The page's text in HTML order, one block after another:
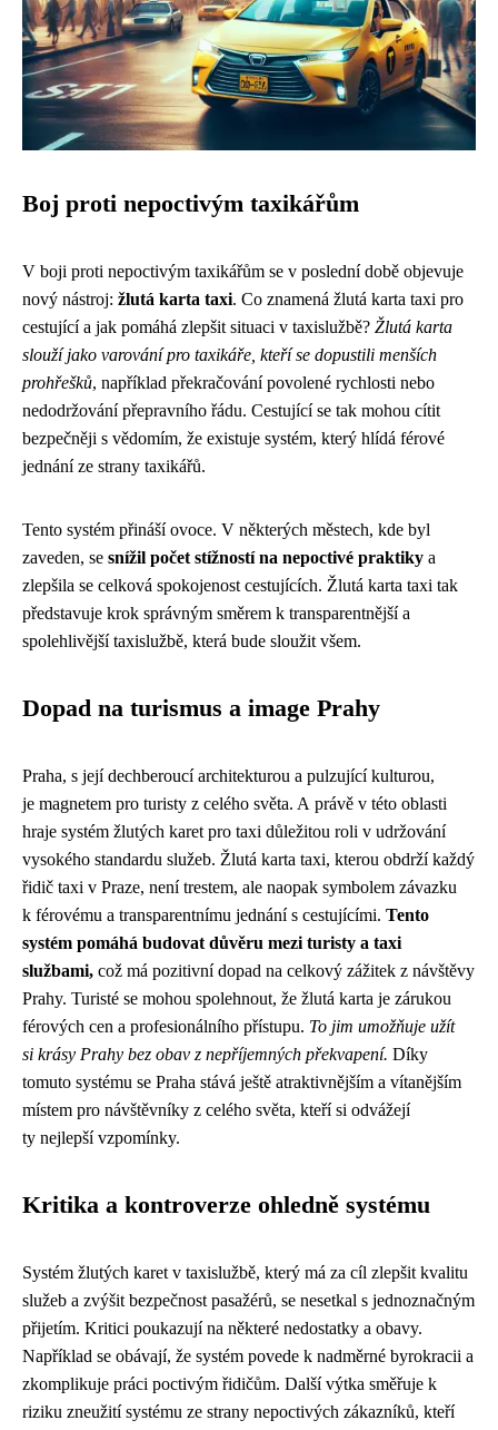
Boj proti nepoctivým taxikářům
V boji proti nepoctivým taxikářům se v poslední době objevuje
nový nástroj: žlutá karta taxi. Co znamená žlutá karta taxi pro
cestující a jak pomáhá zlepšit situaci v taxislužbě? Žlutá karta
slouží jako varování pro taxikáře, kteří se dopustili menších
prohřešků, například překračování povolené rychlosti nebo
nedodržování přepravního řádu. Cestující se tak mohou cítit
bezpečněji s vědomím, že existuje systém, který hlídá férové
jednání ze strany taxikářů.
Tento systém přináší ovoce. V některých městech, kde byl
zaveden, se snížil počet stížností na nepoctivé praktiky a
zlepšila se celková spokojenost cestujících. Žlutá karta taxi tak
představuje krok správným směrem k transparentnější a
spolehlivější taxislužbě, která bude sloužit všem.
Dopad na turismus a image Prahy
Praha, s její dechberoucí architekturou a pulzující kulturou,
je magnetem pro turisty z celého světa. A právě v této oblasti
hraje systém žlutých karet pro taxi důležitou roli v udržování
vysokého standardu služeb. Žlutá karta taxi, kterou obdrží každý
řidič taxi v Praze, není trestem, ale naopak symbolem závazku
k férovému a transparentnímu jednání s cestujícími. Tento
systém pomáhá budovat důvěru mezi turisty a taxi
službami, což má pozitivní dopad na celkový zážitek z návštěvy
Prahy. Turisté se mohou spolehnout, že žlutá karta je zárukou
férových cen a profesionálního přístupu. To jim umožňuje užít
si krásy Prahy bez obav z nepříjemných překvapení. Díky
tomuto systému se Praha stává ještě atraktivnějším a vítanějším
místem pro návštěvníky z celého světa, kteří si odvážejí
ty nejlepší vzpomínky.
Kritika a kontroverze ohledně systému
Systém žlutých karet v taxislužbě, který má za cíl zlepšit kvalitu
služeb a zvýšit bezpečnost pasažérů, se nesetkal s jednoznačným
přijetím. Kritici poukazují na některé nedostatky a obavy.
Například se obávají, že systém povede k nadměrné byrokracii a
zkomplikuje práci poctivým řidičům. Další výtka směřuje k
riziku zneužití systému ze strany nepoctivých zákazníků, kteří